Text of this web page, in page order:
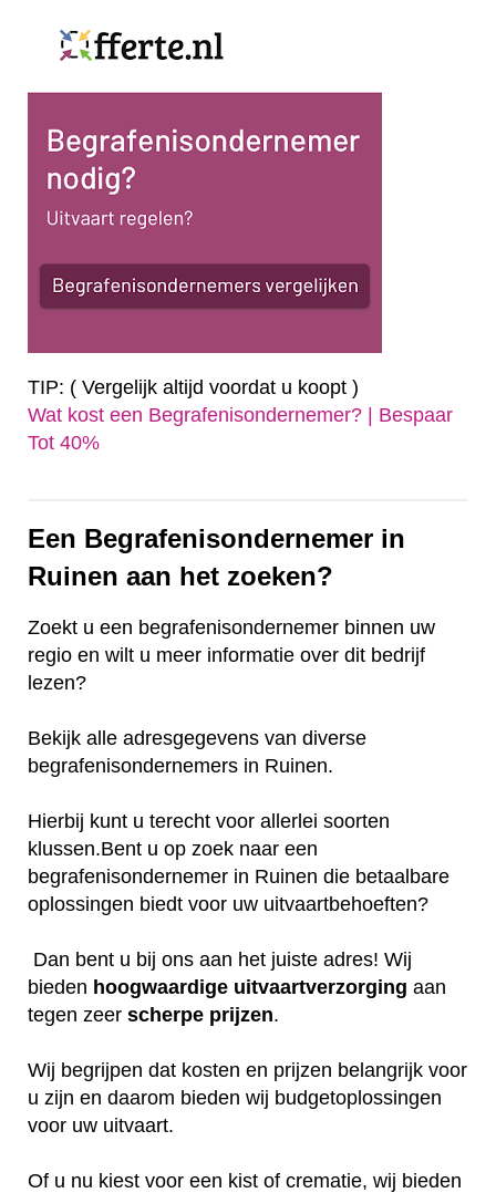
TIP: ( Vergelijk altijd voordat u koopt )
Wat kost een Begrafenisondernemer? | Bespaar
Tot 40%‎
Een Begrafenisondernemer in
Ruinen aan het zoeken?
Zoekt u een begrafenisondernemer binnen uw
regio en wilt u meer informatie over dit bedrijf
lezen?
Bekijk alle adresgegevens van diverse
begrafenisondernemers in Ruinen.
Hierbij kunt u terecht voor allerlei soorten
klussen.Bent u op zoek naar een
begrafenisondernemer in Ruinen die betaalbare
oplossingen biedt voor uw uitvaartbehoeften?
Dan bent u bij ons aan het juiste adres! Wij
bieden hoogwaardige uitvaartverzorging aan
tegen zeer scherpe prijzen.
Wij begrijpen dat kosten en prijzen belangrijk voor
u zijn en daarom bieden wij budgetoplossingen
voor uw uitvaart.
Of u nu kiest voor een kist of crematie, wij bieden